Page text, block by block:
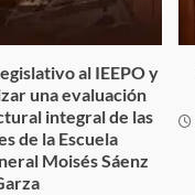
al IEEPO y
una evaluación
integral de las
de la Escuela
Moisés Sáenz